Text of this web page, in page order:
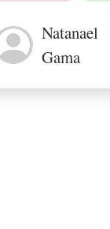
Natanael
Gama